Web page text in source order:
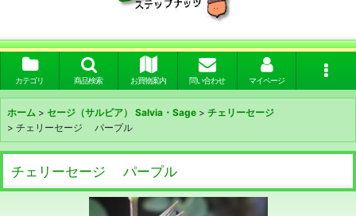
カテゴリ 商品検索 お買物案内 問い合わせ マイページ
ホーム > セージ（サルビア） Salvia・Sage > チェリーセージ
> チェリーセージ パープル
チェリーセージ パープル